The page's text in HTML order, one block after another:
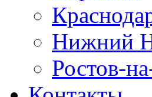
Нижний
Ростов-